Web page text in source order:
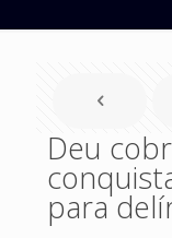
Deu
para